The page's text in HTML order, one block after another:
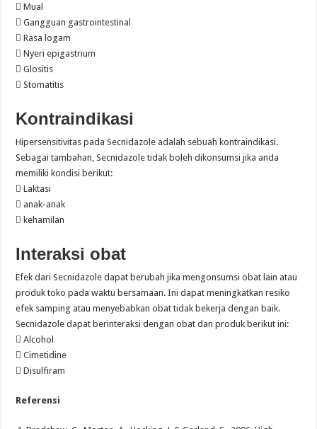
 Mual
 Gangguan gastrointestinal
 Rasa logam
 Nyeri epigastrium
 Glositis
 Stomatitis
Kontraindikasi
Hipersensitivitas pada Secnidazole adalah sebuah kontraindikasi.
Sebagai tambahan, Secnidazole tidak boleh dikonsumsi jika anda
memiliki kondisi berikut:
 Laktasi
 anak-anak
 kehamilan
Interaksi obat
Efek dari Secnidazole dapat berubah jika mengonsumsi obat lain atau
produk toko pada waktu bersamaan. Ini dapat meningkatkan resiko
efek samping atau menyebabkan obat tidak bekerja dengan baik.
Secnidazole dapat berinteraksi dengan obat dan produk berikut ini:
 Alcohol
 Cimetidine
 Disulfiram
Referensi